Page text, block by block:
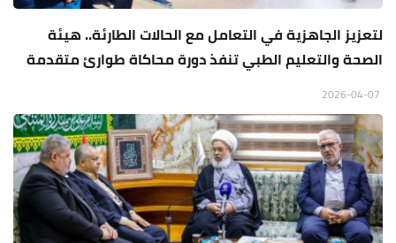
لتعزيز الجاهزية في التعامل مع الحالات الطارئة.. هيئة
الصحة والتعليم الطبي تنفذ دورة محاكاة طوارئ متقدمة